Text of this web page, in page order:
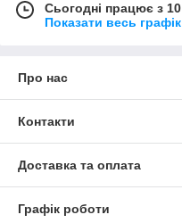
Сьогодні працює з
Показати весь
Про нас
Контакти
Доставка та оплата
Графік роботи